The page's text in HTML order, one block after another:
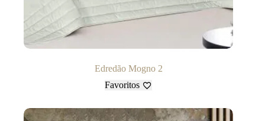
Edredão Mogno 2
Favoritos